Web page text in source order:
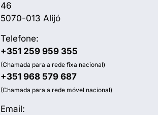
46
5070-013 Alijó
Telefone:
+351 259 959 355
(Chamada para a rede fixa nacional)
+351 968 579 687
(Chamada para a rede móvel nacional)
Email: